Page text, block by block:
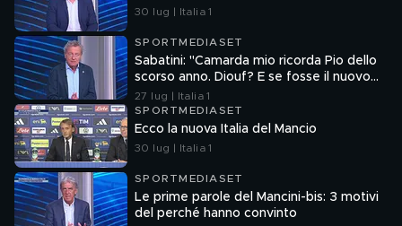
30 lug | Italia 1
SPORTMEDIASET
Sabatini: "Camarda mio ricorda Pio dello
scorso anno. Diouf? E se fosse il nuovo
Dumfries?"
27 lug | Italia 1
SPORTMEDIASET
Ecco la nuova Italia del Mancio
30 lug | Italia 1
SPORTMEDIASET
Le prime parole del Mancini-bis: 3 motivi
del perché hanno convinto